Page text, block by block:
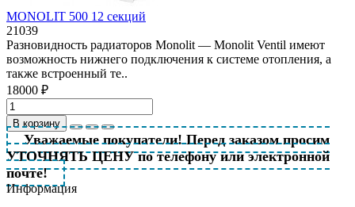
MONOLIT 500 12 секций
21039
Разновидность радиаторов Monolit — Monolit Ventil имеют
возможность нижнего подключения к системе отопления, а
также встроенный те..
18000 ₽
В корзину
Уважаемые покупатели! Перед заказом просим
УТОЧНЯТЬ ЦЕНУ по телефону или электронной
почте!
Информация